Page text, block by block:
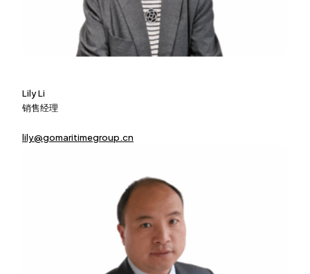
Lily Li
销售经理
lily@gomaritimegroup.cn